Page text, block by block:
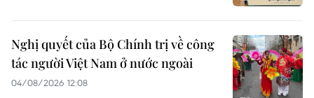
Nghị quyết của Bộ Chính trị về công
tác người Việt Nam ở nước ngoài
04/08/2026 12:08